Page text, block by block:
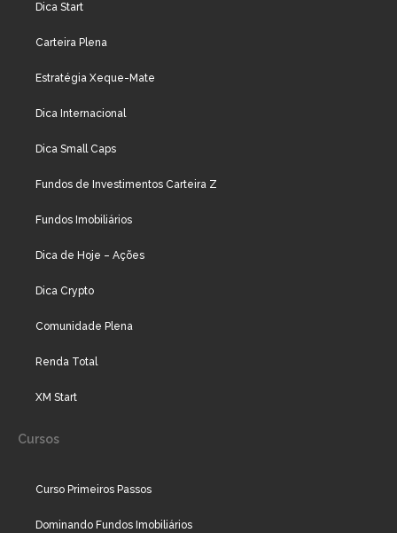
Dica Start
Carteira Plena
Estratégia Xeque-Mate
Dica Internacional
Dica Small Caps
Fundos de Investimentos Carteira Z
Fundos Imobiliários
Dica de Hoje – Ações
Dica Crypto
Comunidade Plena
Renda Total
XM Start
Cursos
Curso Primeiros Passos
Dominando Fundos Imobiliários